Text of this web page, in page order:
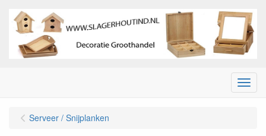
Menu
Serveer / Snijplanken